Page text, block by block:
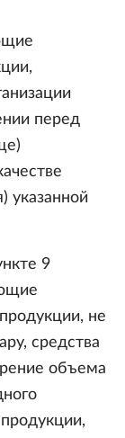
перед
указанной
9
не
средства
объема